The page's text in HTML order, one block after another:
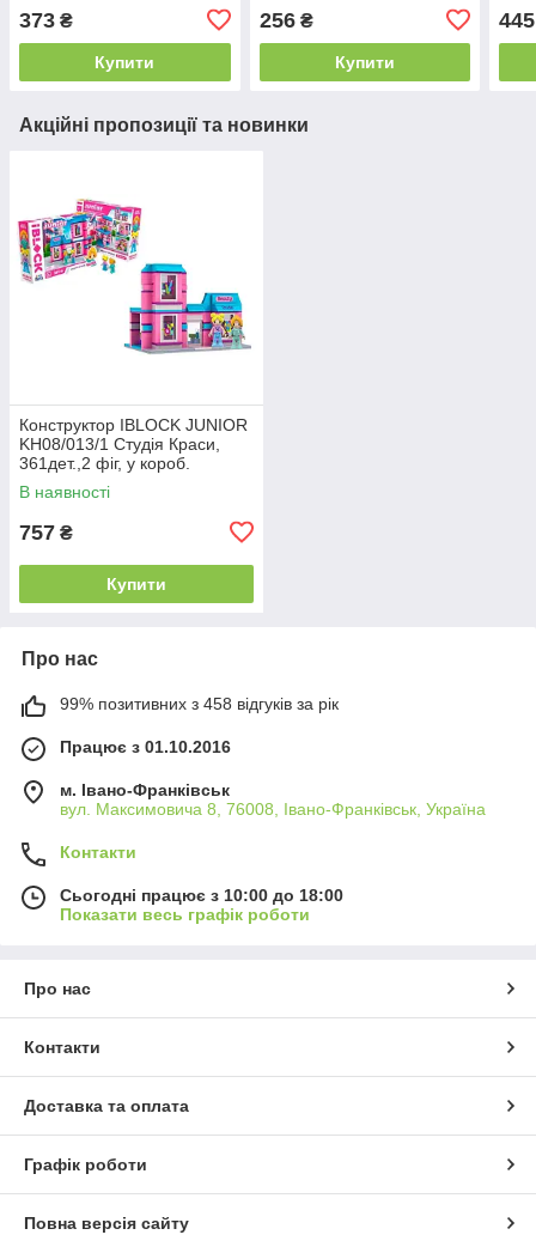
373 ₴
Купити
256₴
Купити
445
Акційні пропозиції та новинки
Конструктор IBLOCK JUNIOR
KH08/013/1 Студія Краси,
361дет.,2 фіг, у короб.
37.5x25.5x6см Kidshits
В наявності
757 ₴
Купити
Про нас
99% позитивних з 458 відгуків за рік
Працює з 01.10.2016
м. Івано-Франківськ
вул. Максимовича 8, 76008, Івано-Франківськ, Україна
Контакти
Сьогодні працює з 10:00 до 18:00
Показати весь графік роботи
Про нас
Контакти
Доставка та оплата
Графік роботи
Повна версія сайту